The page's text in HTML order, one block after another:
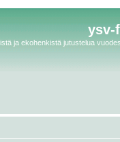
ysv-
ja ekohenkistä jutustelua